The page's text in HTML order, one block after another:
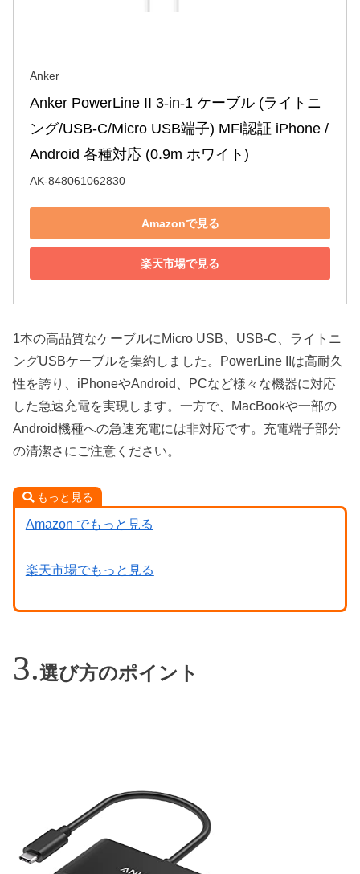
Anker
Anker PowerLine II 3-in-1 ケーブル (ライトニ
ング/USB-C/Micro USB端子) MFi認証 iPhone /
Android 各種対応 (0.9m ホワイト)
AK-848061062830
Amazonで見る
楽天市場で見る
1本の高品質なケーブルにMicro USB、USB-C、ライトニ
ングUSBケーブルを集約しました。PowerLine IIは高耐久
性を誇り、iPhoneやAndroid、PCなど様々な機器に対応
した急速充電を実現します。一方で、MacBookや一部の
Android機種への急速充電には非対応です。充電端子部分
の清潔さにご注意ください。
もっと見る
Amazon でもっと見る
楽天市場でもっと見る
選び方のポイント